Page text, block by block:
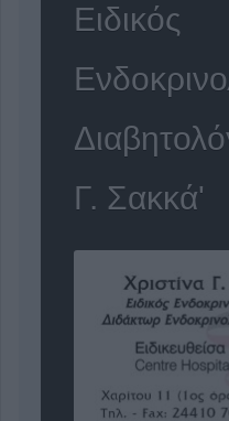
Ειδικός
Γ. Σακκά'